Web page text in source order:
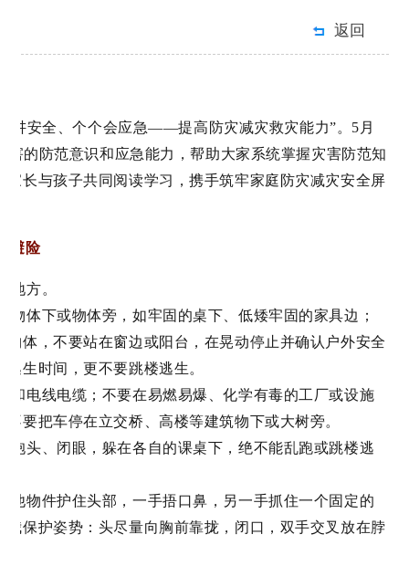
返回
讲安全、个个会应急——提高防灾减灾救灾能力”。5月
的防范意识和应急能力，帮助大家系统掌握灾害防范知
长与孩子共同阅读学习，携手筑牢家庭防灾减灾安全屏
避险
地方。
体下或物体旁，如牢固的桌下、低矮牢固的家具边；
体，不要站在窗边或阳台，在晃动停止并确认户外安全
生时间，更不要跳楼逃生。
和电线电缆；不要在易燃易爆、化学有毒的工厂或设施
要把车停在立交桥、高楼等建筑物下或大树旁。
头、闭眼，躲在各自的课桌下，绝不能乱跑或跳楼逃
物件护住头部，一手捂口鼻，另一手抓住一个固定的
保护姿势：头尽量向胸前靠拢，闭口，双手交叉放在脖